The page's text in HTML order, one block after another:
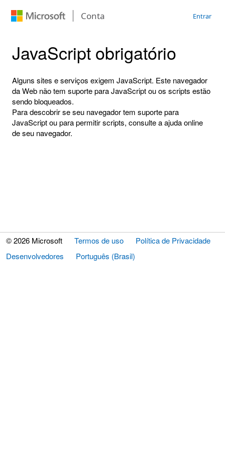
Conta Entrar
JavaScript obrigatório
Alguns sites e serviços exigem JavaScript. Este navegador
da Web não tem suporte para JavaScript ou os scripts estão
sendo bloqueados.
Para descobrir se seu navegador tem suporte para
JavaScript ou para permitir scripts, consulte a ajuda online
de seu navegador.
© 2026 Microsoft Termos de uso
Política de Privacidade
Desenvolvedores
Português (Brasil)